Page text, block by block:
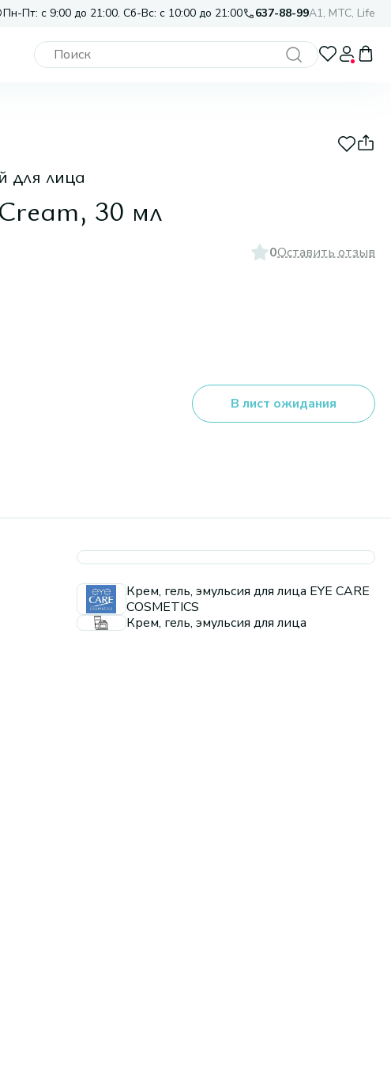
Пн-Пт: с 9:00 до 21:00. Сб-Вс: с 10:00 до 21:00 637-88-99A1, МТС, Life
для лица
30 мл
0Оставить отзыв
В лист ожидания
Крем, гель, эмульсия для лица EYE CARE
COSMETICS
Крем, гель, эмульсия для лица